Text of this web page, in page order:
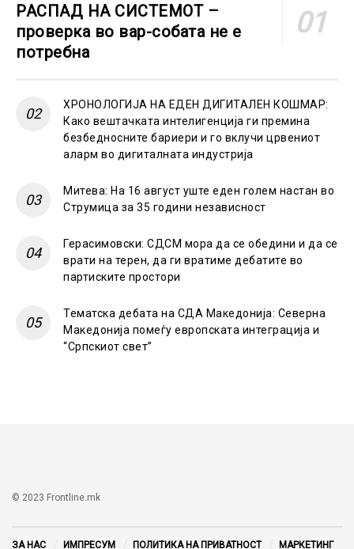
РАСПАД НА СИСТЕМОТ –
проверка во вар-собата не е
потребна
ХРОНОЛОГИЈА НА ЕДЕН ДИГИТАЛЕН КОШМАР:
Како вештачката интелигенција ги премина
безбедносните бариери и го вклучи црвениот
аларм во дигиталната индустрија
Митева: На 16 август уште еден голем настан во
Струмица за 35 години независност
Герасимовски: СДСМ мора да се обедини и да се
врати на терен, да ги вратиме дебатите во
партиските простори
Тематска дебата на СДА Македонија: Северна
Македонија помеѓу европската интеграција и
“Српскиот свет”
© 2023 Frontline.mk
ЗА НАС ИМПРЕСУМ ПОЛИТИКА НА ПРИВАТНОСТ МАРКЕТИНГ